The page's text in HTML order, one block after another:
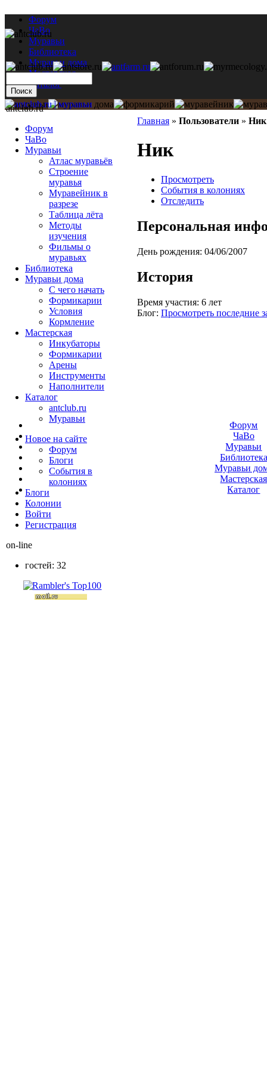
Форум
ЧаВо
Муравьи
Библиотека
Муравьи дома
Мастерская
Каталог
Главная » Пользователи » Ник
Ник
Просмотреть
События в колониях
Отследить
Персональная
День рождения: 04/06/2007
История
Время участия: 6 лет
Блог: Просмотреть последние
antclub.ru
Форум
ЧаВо
Муравьи
Атлас муравьёв
Строение
муравья
Муравейник в
разрезе
Таблица лёта
Методы
изучения
Фильмы о
муравьях
Библиотека
Муравьи дома
С чего начать
Формикарии
Условия
Кормление
Мастерская
Инкубаторы
Формикарии
Арены
Инструменты
Наполнители
Каталог
antclub.ru
Муравьи
Новое на сайте
Форум
Блоги
События в
колониях
Блоги
Колонии
Войти
Peгиcтpaция
on-line
гостей: 32
Форум
ЧаВо
Муравьи
Библиотека
Муравьи
Мастерская
Каталог